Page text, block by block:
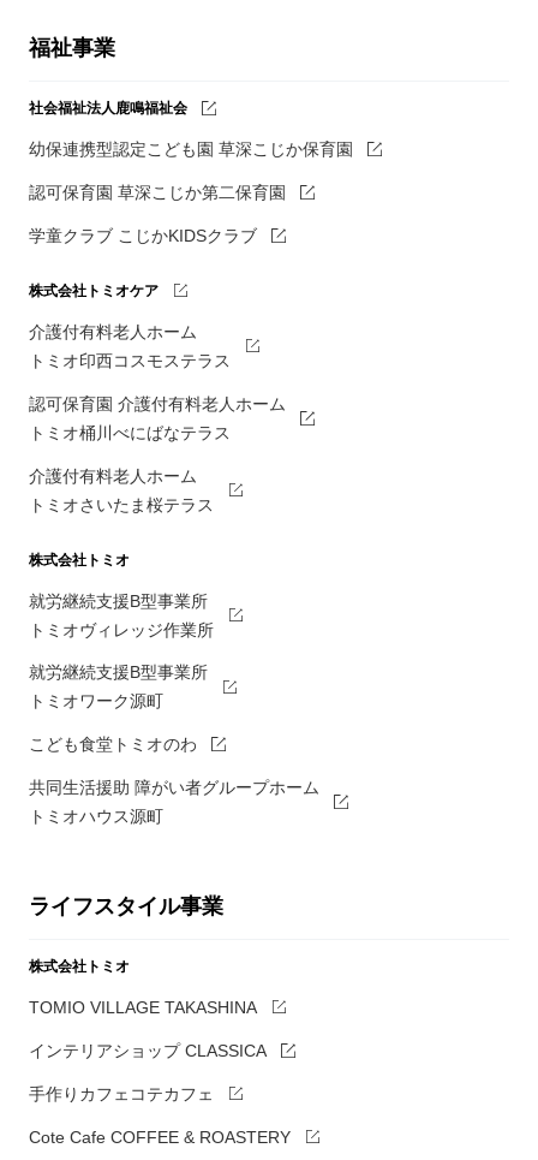
福祉事業
社会福祉法人鹿鳴福祉会
幼保連携型認定こども園 草深こじか保育園
認可保育園 草深こじか第二保育園
学童クラブ こじかKIDSクラブ
株式会社トミオケア
介護付有料老人ホーム
トミオ印西コスモステラス
認可保育園 介護付有料老人ホーム
トミオ桶川べにばなテラス
介護付有料老人ホーム
トミオさいたま桜テラス
株式会社トミオ
就労継続支援B型事業所
トミオヴィレッジ作業所
就労継続支援B型事業所
トミオワーク源町
こども食堂トミオのわ
共同生活援助 障がい者グループホーム
トミオハウス源町
ライフスタイル事業
株式会社トミオ
TOMIO VILLAGE TAKASHINA
インテリアショップ CLASSICA
手作りカフェコテカフェ
Cote Cafe COFFEE & ROASTERY